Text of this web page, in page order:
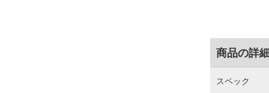
商品の詳
スペック